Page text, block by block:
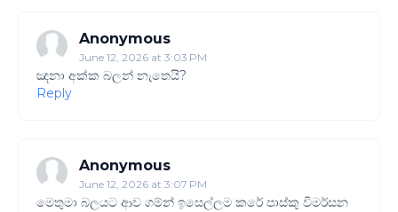
Anonymous
June 12, 2026 at 3:03 PM
ඤනා අක්ක බලන් නැතෙයි?
Reply
Anonymous
June 12, 2026 at 3:07 PM
මෙතුමා බලයට ආව ගම්න් ඉසෙල්ලම කරේ පාස්කු විමර්සන